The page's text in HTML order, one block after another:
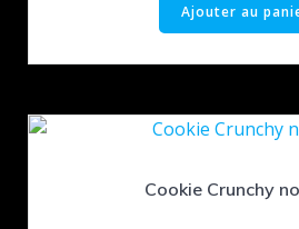
Ajouter au
Cookie Crunchy